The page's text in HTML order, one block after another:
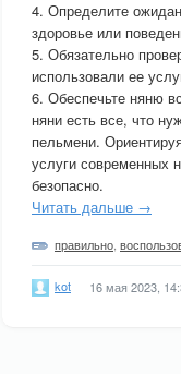
4. Определите
здоровье или
5. Обязательно
использовали ее
6. Обеспечьте няню
няни есть все, что
пельмени.
услуги современных
безопасно.
Читать дальше →
правильно
kot 16 мая 2023,